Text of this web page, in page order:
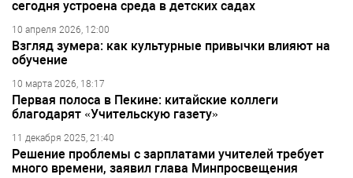
сегодня устроена среда в детских садах
10 апреля 2026, 12:00
Взгляд зумера: как культурные привычки влияют на
обучение
10 марта 2026, 18:17
Первая полоса в Пекине: китайские коллеги
благодарят «Учительскую газету»
11 декабря 2025, 21:40
Решение проблемы с зарплатами учителей требует
много времени, заявил глава Минпросвещения